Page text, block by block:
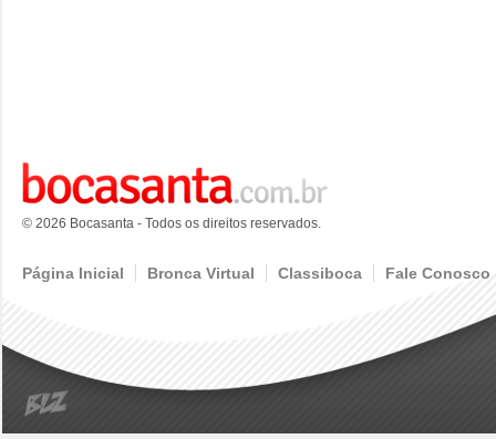
© 2026 Bocasanta - Todos os direitos reservados.
Página Inicial Bronca Virtual Classiboca Fale Conosco